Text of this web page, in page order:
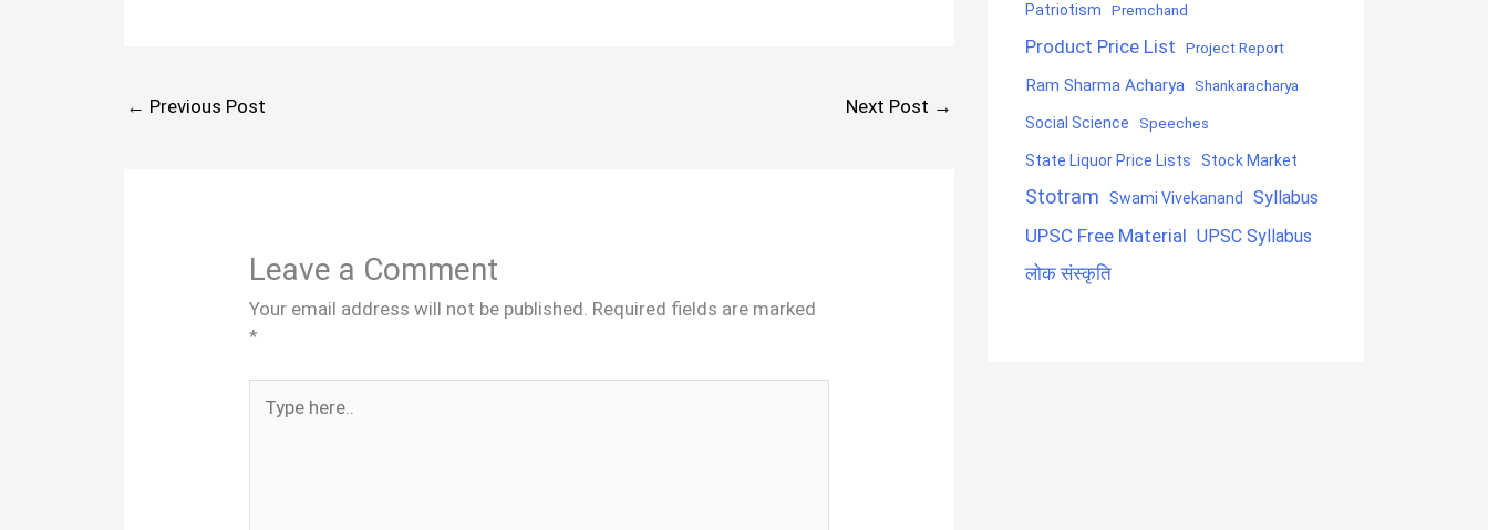
← Previous Post Next Post →
Leave a Comment
Your email address will not be published. Required fields are marked
*
here..
Patriotism Premchand
Product Price List Project Report
Ram Sharma Acharya Shankaracharya
Social Science Speeches
State Liquor Price Lists Stock Market
Stotram Swami Vivekanand Syllabus
UPSC Free Material UPSC Syllabus
लोक संस्कृति